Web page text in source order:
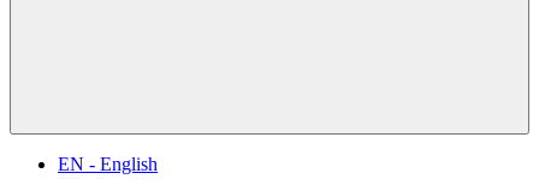
EN - English